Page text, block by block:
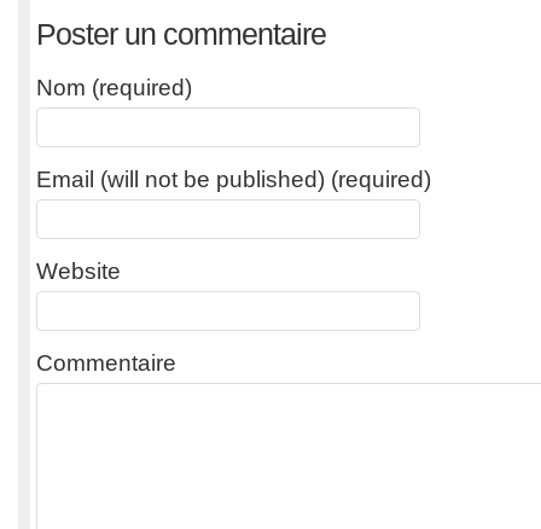
Poster un commentaire
Nom (required)
Email (will not be published) (required)
Website
Commentaire